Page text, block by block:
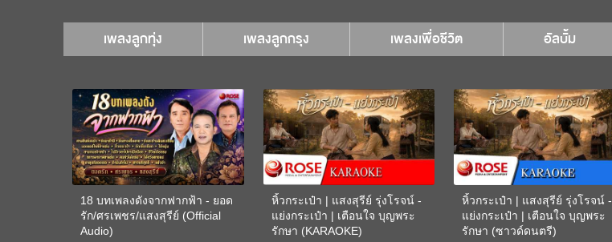
เพลงลูกทุ่ง เพลงลูกกรุง เพลงเพื่อชีวิต อัลบั้ม
18 บทเพลงดังจากฟากฟ้า - ยอด
รัก/ศรเพชร/แสงสุรีย์ (Official
Audio)
หิ้วกระเป๋า | แสงสุรีย์ รุ่งโรจน์ -
แย่งกระเป๋า | เตือนใจ บุญพระ
รักษา (KARAOKE)
หิ้วกระเป๋า | แสงสุรีย์ รุ่งโรจน์ -
แย่งกระเป๋า | เตือนใจ บุญพระ
รักษา (ซาวด์ดนตรี)